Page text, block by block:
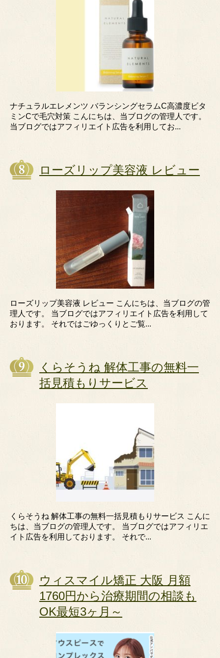
ナチュラルエレメンツ バランシングセラムC高濃度ビタ
ミンCで毛穴対策 こんにちは、当ブログの管理人です。
当ブログではアフィリエイト広告を利用してお...
ローズリップ美容液 レビュー
ローズリップ美容液 レビュー こんにちは、当ブログの管
理人です。 当ブログではアフィリエイト広告を利用して
おります。 それではごゆっくりとご覧...
くらそうね 解体工事の無料一
括見積もりサービス
くらそうね 解体工事の無料一括見積もりサービス こんに
ちは、当ブログの管理人です。 当ブログではアフィリエ
イト広告を利用しております。 それで...
ウィスマイル矯正 大阪 月額
1760円から治療期間の相談も
OK最短3ヶ月～